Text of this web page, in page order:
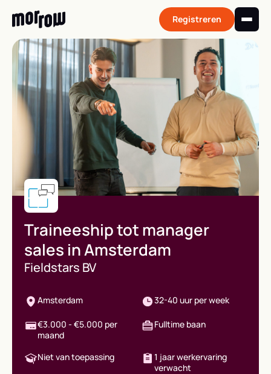
content Registreren
Traineeship tot manager
sales in Amsterdam
Fieldstars BV
Amsterdam
€3.000 - €5.000 per
maand
Niet van toepassing
32-40 uur per week
Fulltime baan
1 jaar werkervaring
verwacht